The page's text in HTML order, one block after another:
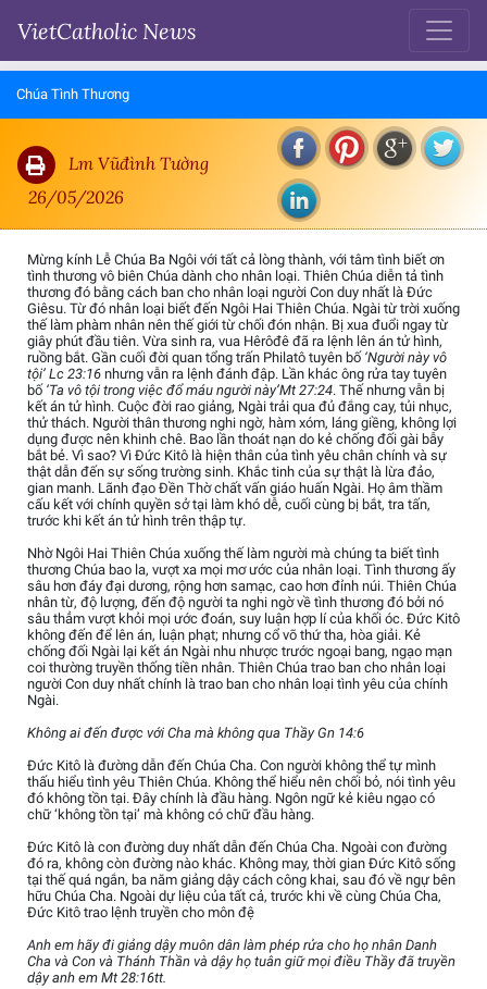
VietCatholic News
Chúa Tình Thương
Lm Vũđình Tường
26/05/2026
Mừng kính Lễ Chúa Ba Ngôi với tất cả lòng thành, với tâm tình biết ơn
tình thương vô biên Chúa dành cho nhân loại. Thiên Chúa diễn tả tình
thương đó bằng cách ban cho nhân loại người Con duy nhất là Đức
Giêsu. Từ đó nhân loại biết đến Ngôi Hai Thiên Chúa. Ngài từ trời xuống
thế làm phàm nhân nên thế giới từ chối đón nhận. Bị xua đuổi ngay từ
giây phút đầu tiên. Vừa sinh ra, vua Hêrôđê đã ra lệnh lên án tử hình,
ruồng bắt. Gần cuối đời quan tổng trấn Philatô tuyên bố ‘Người này vô
tội’ Lc 23:16 nhưng vẫn ra lệnh đánh đập. Lần khác ông rửa tay tuyên
bố ‘Ta vô tội trong việc đổ máu người này’Mt 27:24. Thế nhưng vẫn bị
kết án tử hình. Cuộc đời rao giảng, Ngài trải qua đủ đắng cay, tủi nhục,
thử thách. Người thân thương nghi ngờ, hàm xóm, láng giềng, không lợi
dụng được nên khinh chê. Bao lần thoát nạn do kẻ chống đối gài bẫy
bắt bẻ. Vì sao? Vì Đức Kitô là hiện thân của tình yêu chân chính và sự
thật dẫn đến sự sống trường sinh. Khắc tinh của sự thật là lừa đảo,
gian manh. Lãnh đạo Đền Thờ chất vấn giáo huấn Ngài. Họ âm thầm
cấu kết với chính quyền sở tại làm khó dễ, cuối cùng bị bắt, tra tấn,
trước khi kết án tử hình trên thập tự.
Nhờ Ngôi Hai Thiên Chúa xuống thế làm người mà chúng ta biết tình
thương Chúa bao la, vượt xa mọi mơ ước của nhân loại. Tình thương ấy
sâu hơn đáy đại dương, rộng hơn samạc, cao hơn đỉnh núi. Thiên Chúa
nhân từ, độ lượng, đến độ người ta nghi ngờ về tình thương đó bởi nó
sâu thẳm vượt khỏi mọi ước đoán, suy luận hợp lí của khối óc. Đức Kitô
không đến để lên án, luận phạt; nhưng cổ võ thứ tha, hòa giải. Kẻ
chống đối Ngài lại kết án Ngài nhu nhược trước ngoại bang, ngạo mạn
coi thường truyền thống tiền nhân. Thiên Chúa trao ban cho nhân loại
người Con duy nhất chính là trao ban cho nhân loại tình yêu của chính
Ngài.
Không ai đến được với Cha mà không qua Thầy Gn 14:6
Đức Kitô là đường dẫn đến Chúa Cha. Con người không thể tự mình
thấu hiểu tình yêu Thiên Chúa. Không thể hiểu nên chối bỏ, nói tình yêu
đó không tồn tại. Đây chính là đầu hàng. Ngôn ngữ kẻ kiêu ngạo có
chữ ‘không tồn tại’ mà không có chữ đầu hàng.
Đức Kitô là con đường duy nhất dẫn đến Chúa Cha. Ngoài con đường
đó ra, không còn đường nào khác. Không may, thời gian Đức Kitô sống
tại thế quá ngắn, ba năm giảng dậy cách công khai, sau đó về ngự bên
hữu Chúa Cha. Ngoài dự liệu của tất cả, trước khi về cùng Chúa Cha,
Đức Kitô trao lệnh truyền cho môn đệ
Anh em hãy đi giảng dậy muôn dân làm phép rửa cho họ nhân Danh
Cha và Con và Thánh Thần và dậy họ tuân giữ mọi điều Thầy đã truyền
dậy anh em Mt 28:16tt.